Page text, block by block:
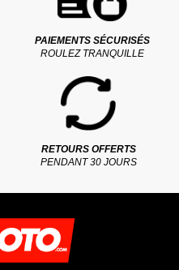
PAIEMENTS SÉCURISÉS
ROULEZ TRANQUILLE
RETOURS OFFERTS
PENDANT 30 JOURS